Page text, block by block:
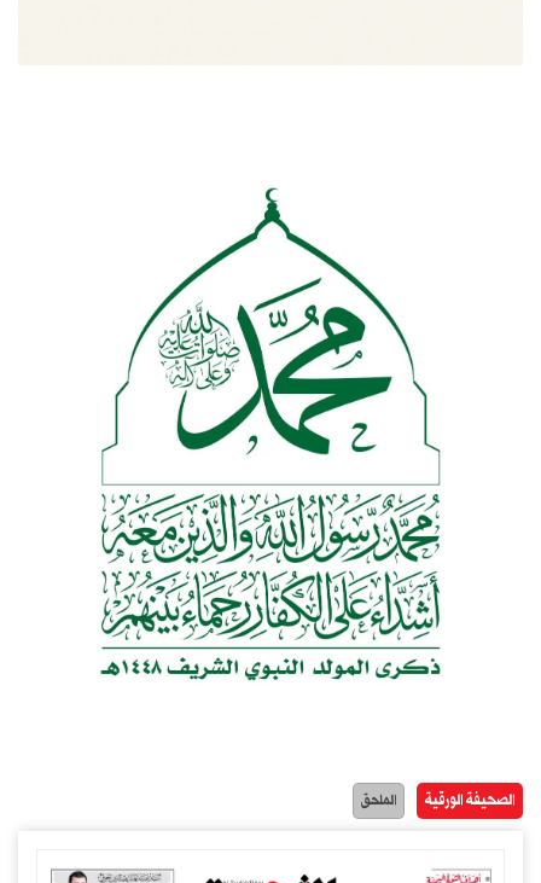
الصحيفة الورقية الملحق